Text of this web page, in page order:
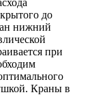
до
нижний
при
Краны в